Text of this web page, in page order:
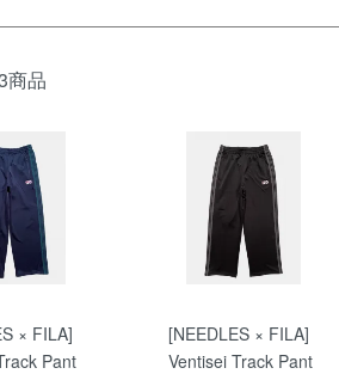
商品
× FILA]
Pant
[NEEDLES × FILA]
Ventisei Track Pant